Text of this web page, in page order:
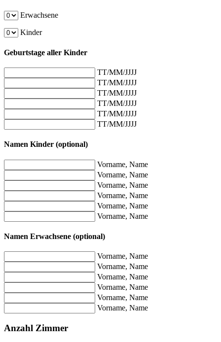
Erwachsene
Kinder
Geburtstage aller Kinder
TT/MM/JJJJ
TT/MM/JJJJ
TT/MM/JJJJ
TT/MM/JJJJ
TT/MM/JJJJ
TT/MM/JJJJ
Namen Kinder (optional)
Vorname, Name
Vorname, Name
Vorname, Name
Vorname, Name
Vorname, Name
Vorname, Name
Namen Erwachsene (optional)
Vorname, Name
Vorname, Name
Vorname, Name
Vorname, Name
Vorname, Name
Vorname, Name
Anzahl Zimmer